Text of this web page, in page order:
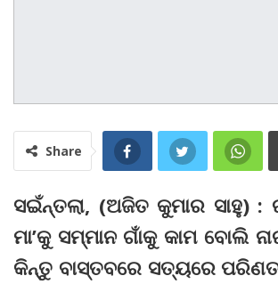
Share
ସଇଁନ୍ତଲା, (ଅଜିତ କୁମାର ସାହୁ) :
ମା’କୁ ସମ୍ମାନ ଗାଁକୁ କାମ ବୋଲି
କିନ୍ତୁ ବାସ୍ତବରେ ସତ୍ୟରେ